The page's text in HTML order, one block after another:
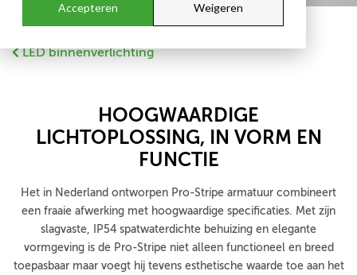
Accepteren Weigeren
LED binnenverlichting
HOOGWAARDIGE
LICHTOPLOSSING, IN VORM EN
FUNCTIE
Het in Nederland ontworpen Pro-Stripe armatuur combineert
een fraaie afwerking met hoogwaardige specificaties. Met zijn
slagvaste, IP54 spatwaterdichte behuizing en elegante
vormgeving is de Pro-Stripe niet alleen functioneel en breed
toepasbaar maar voegt hij tevens esthetische waarde toe aan het